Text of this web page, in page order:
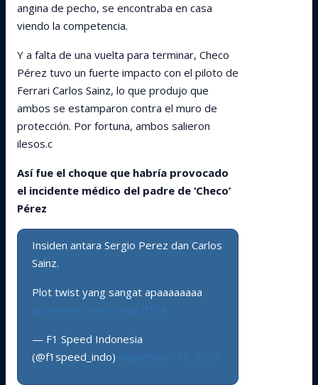
angina de pecho, se encontraba en casa
viendo la competencia.
Y a falta de una vuelta para terminar, Checo
Pérez tuvo un fuerte impacto con el piloto de
Ferrari Carlos Sainz, lo que produjo que
ambos se estamparon contra el muro de
protección. Por fortuna, ambos salieron
ilesos.c
Así fue el choque que habría provocado
el incidente médico del padre de ‘Checo’
Pérez
Insiden antara Sergio Perez dan Carlos
Sainz.
Plot twist yang sangat apaaaaaaaa
pic.twitter.com/h7eblUTlDR
— F1 Speed Indonesia
(@f1speed_indo) September 15, 2024